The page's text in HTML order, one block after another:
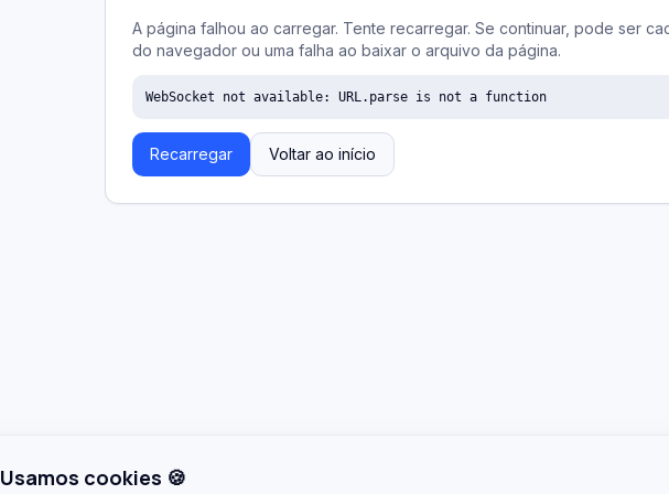
A página falhou ao carregar. Tente recarregar. Se continuar, pode ser
do navegador ou uma falha ao baixar o arquivo da página.
WebSocket not available: URL.parse is not a function
Recarregar Voltar ao início
Usamos cookies 🍪